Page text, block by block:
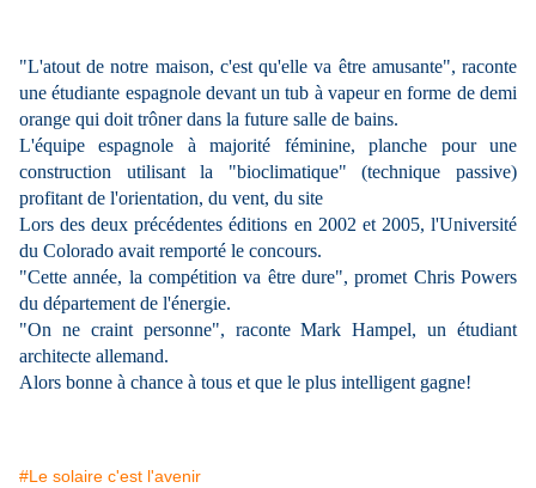
"L'atout de notre maison, c'est qu'elle va être amusante", raconte
une étudiante espagnole devant un tub à vapeur en forme de demi
orange qui doit trôner dans la future salle de bains.
L'équipe espagnole à majorité féminine, planche pour une
construction utilisant la "bioclimatique" (technique passive)
profitant de l'orientation, du vent, du site
Lors des deux précédentes éditions en 2002 et 2005, l'Université
du Colorado avait remporté le concours.
"Cette année, la compétition va être dure", promet Chris Powers
du département de l'énergie.
"On ne craint personne", raconte Mark Hampel, un étudiant
architecte allemand.
Alors bonne à chance à tous et que le plus intelligent gagne!
#Le solaire c'est l'avenir